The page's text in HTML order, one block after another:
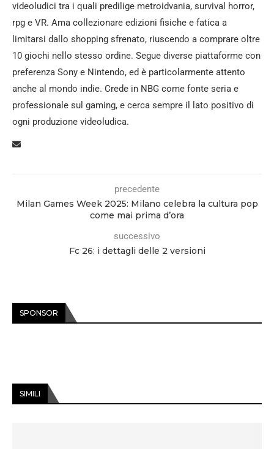
videoludici tra i quali predilige metroidvania, survival horror,
rpg e VR. Ama collezionare edizioni fisiche e fatica a
limitarsi dallo shopping sfrenato, riuscendo a comprare oltre
10 giochi nello stesso ordine. Segue diverse piattaforme con
preferenza Sony e Nintendo, ed è particolarmente attento
anche al mondo indie. Crede in NBG come fonte seria e
professionale sul gaming, e cerca sempre il lato positivo di
ogni produzione videoludica.
precedente
Milan Games Week 2025: Milano celebra la cultura pop
come mai prima d’ora
successivo
Fc 26: i dettagli delle 2 versioni
SPONSOR
SIMILI